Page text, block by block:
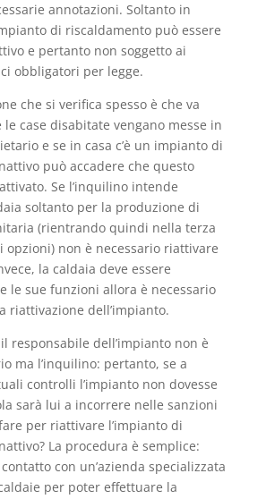
annotazioni. Soltanto in
di riscaldamento può essere
e pertanto non soggetto ai
obbligatori per legge.
che si verifica spesso è che va
le case disabitate vengano messe in
e se in casa c’è un impianto di
può accadere che questo
Se l’inquilino intende
soltanto per la produzione di
(rientrando quindi nella terza
opzioni) non è necessario riattivare
la caldaia deve essere
le sue funzioni allora è necessario
riattivazione dell’impianto.
responsabile dell’impianto non è
ma l’inquilino: pertanto, se a
controlli l’impianto non dovesse
sarà lui a incorrere nelle sanzioni
per riattivare l’impianto di
La procedura è semplice:
con un’azienda specializzata
per poter effettuare la